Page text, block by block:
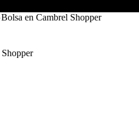
Bolsa en Cambrel Shopper